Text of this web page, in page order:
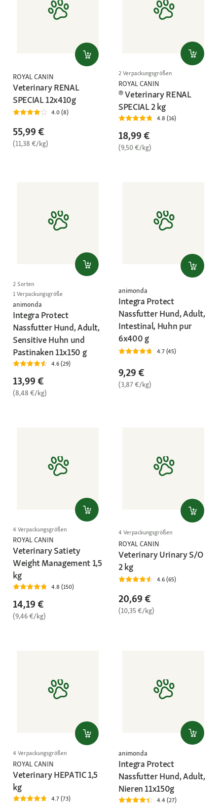
ROYAL CANIN
Veterinary RENAL
SPECIAL 12x410g
4.0 (8)
55,99 €
(11,38 €/kg)
2 Verpackungsgrößen
ROYAL CANIN
® Veterinary RENAL
SPECIAL 2 kg
4.8 (16)
18,99 €
(9,50 €/kg)
2 Sorten
1 Verpackungsgröße
animonda
Integra Protect
Nassfutter Hund, Adult,
Sensitive Huhn und
Pastinaken 11x150 g
4.6 (29)
13,99 €
(8,48 €/kg)
animonda
Integra Protect
Nassfutter Hund, Adult,
Intestinal, Huhn pur
6x400 g
4.7 (45)
9,29 €
(3,87 €/kg)
4 Verpackungsgrößen
ROYAL CANIN
Veterinary Satiety
Weight Management 1,5
kg
4.8 (150)
14,19 €
(9,46 €/kg)
4 Verpackungsgrößen
ROYAL CANIN
Veterinary Urinary S/O
2 kg
4.6 (65)
20,69 €
(10,35 €/kg)
4 Verpackungsgrößen
ROYAL CANIN
Veterinary HEPATIC 1,5
kg
4.7 (73)
animonda
Integra Protect
Nassfutter Hund, Adult,
Nieren 11x150g
4.4 (27)